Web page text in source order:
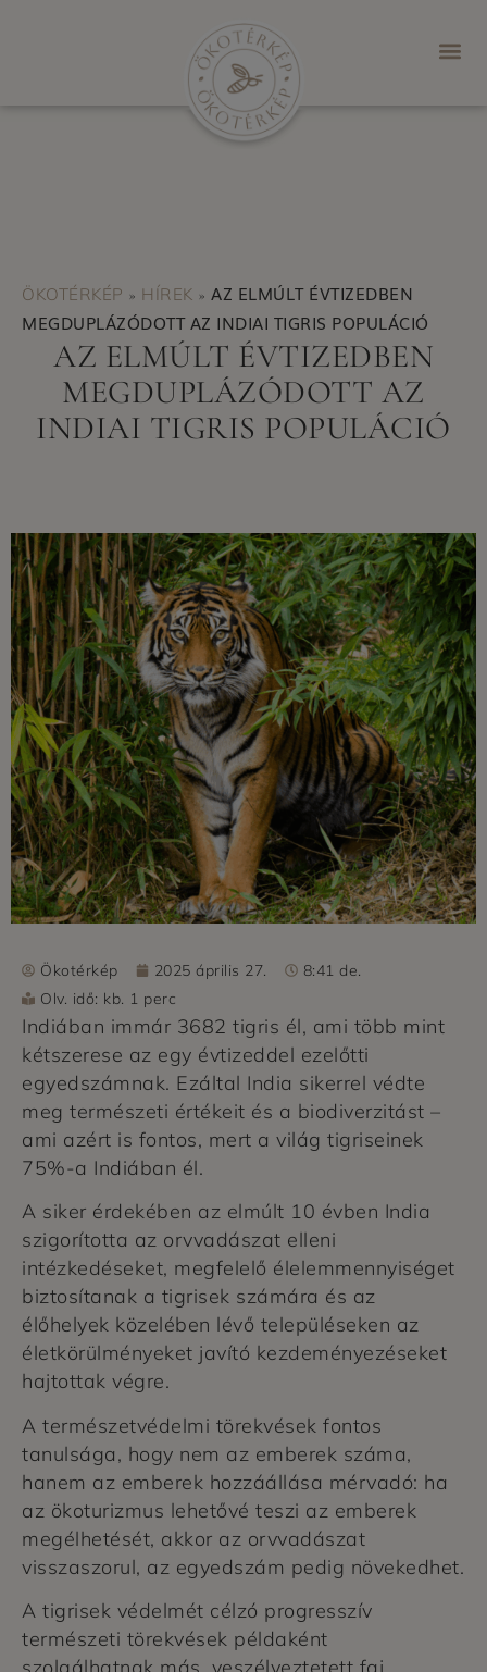
ÖKOTÉRKÉP » HÍREK » AZ ELMÚLT ÉVTIZEDBEN
MEGDUPLÁZÓDOTT AZ INDIAI TIGRIS POPULÁCIÓ
AZ ELMÚLT ÉVTIZEDBEN
MEGDUPLÁZÓDOTT AZ
INDIAI TIGRIS POPULÁCIÓ
Ökotérkép 2025 április 27.
8:41 de.
Olv. idő: kb. 1 perc
Indiában immár 3682 tigris él, ami több mint
kétszerese az egy évtizeddel ezelőtti
egyedszámnak. Ezáltal India sikerrel védte
meg természeti értékeit és a biodiverzitást –
ami azért is fontos, mert a világ tigriseinek
75%-a Indiában él.
A siker érdekében az elmúlt 10 évben India
szigorította az orvvadászat elleni
intézkedéseket, megfelelő élelemmennyiséget
biztosítanak a tigrisek számára és az
élőhelyek közelében lévő településeken az
életkörülményeket javító kezdeményezéseket
hajtottak végre.
A természetvédelmi törekvések fontos
tanulsága, hogy nem az emberek száma,
hanem az emberek hozzáállása mérvadó: ha
az ökoturizmus lehetővé teszi az emberek
megélhetését, akkor az orvvadászat
visszaszorul, az egyedszám pedig növekedhet.
A tigrisek védelmét célzó progresszív
természeti törekvések példaként